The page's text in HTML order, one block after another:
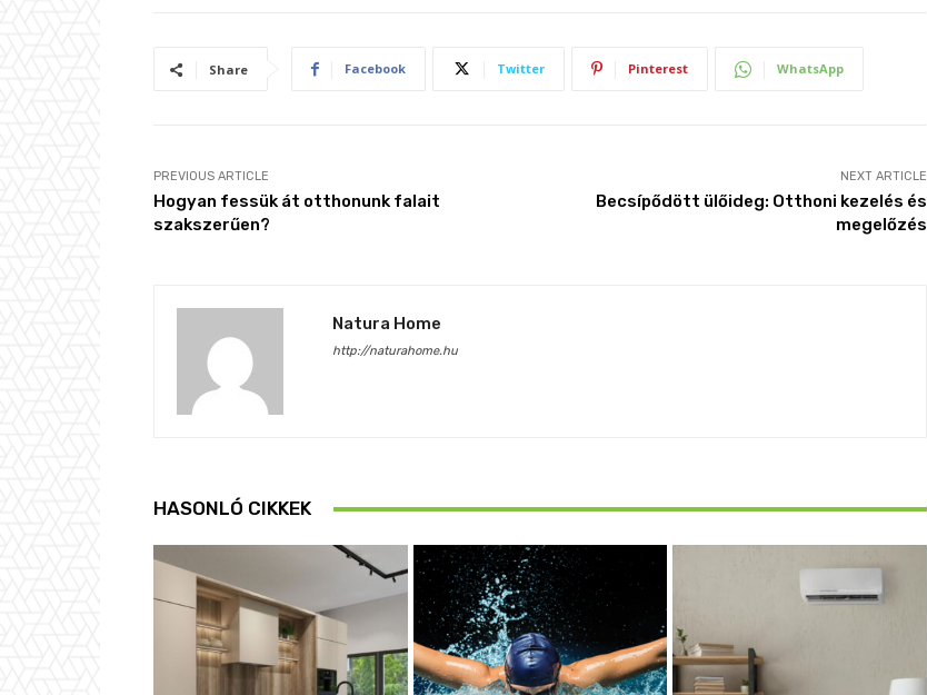
Share Facebook Twitter Pinterest WhatsApp
PREVIOUS ARTICLE
Hogyan fessük át otthonunk falait
szakszerűen?
NEXT ARTICLE
Becsípődött ülőideg: Otthoni kezelés és
megelőzés
Natura Home
http://naturahome.hu
HASONLÓ CIKKEK